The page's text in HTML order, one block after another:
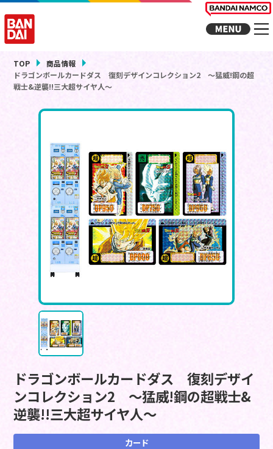
TOP
商品情報
ドラゴンボールカードダス 復刻デザインコレクション2 ～猛威!鋼の超
戦士&逆襲!!三大超サイヤ人～
ドラゴンボールカードダス 復刻デザイ
ンコレクション2 ～猛威!鋼の超戦士&
逆襲!!三大超サイヤ人～
カード